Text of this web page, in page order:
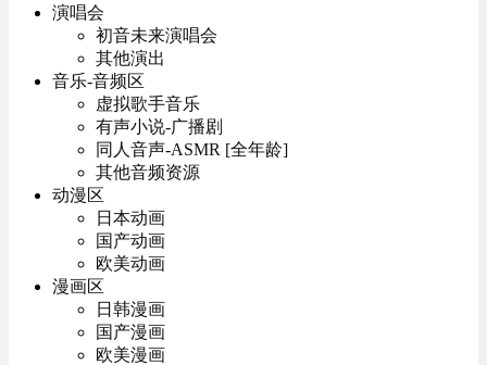
演唱会
初音未来演唱会
其他演出
音乐-音频区
虚拟歌手音乐
有声小说-广播剧
同人音声-ASMR [全年龄]
其他音频资源
动漫区
日本动画
国产动画
欧美动画
漫画区
日韩漫画
国产漫画
欧美漫画